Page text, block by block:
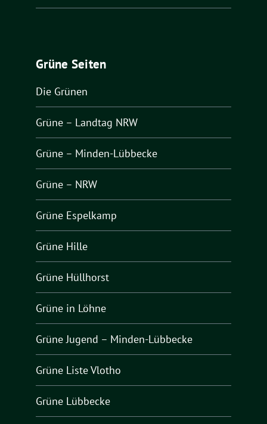
Grüne Seiten
Die Grünen
Grüne – Landtag NRW
Grüne – Minden-Lübbecke
Grüne – NRW
Grüne Espelkamp
Grüne Hille
Grüne Hüllhorst
Grüne in Löhne
Grüne Jugend – Minden-Lübbecke
Grüne Liste Vlotho
Grüne Lübbecke